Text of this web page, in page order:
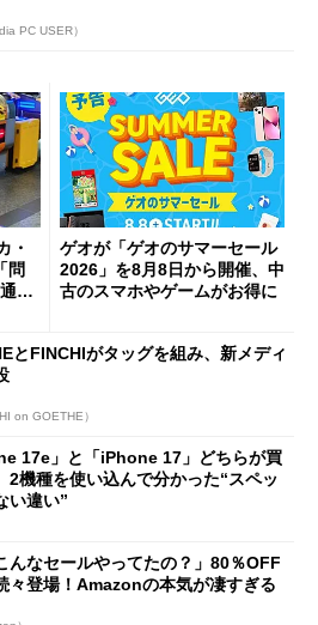
PC USER）
・
問
系I
ゲオが「ゲオのサマーセール
2026」を8月8日から開催、中
古のスマホやゲームがお得に
とFINCHIがタッグを組み、新メディ
on GOETHE）
17e」と「iPhone 17」どちらが買
機種を使い込んで分かった“スペッ
い違い”
んなセールやってたの？」80％OFF
々登場！Amazonの本気が凄すぎる